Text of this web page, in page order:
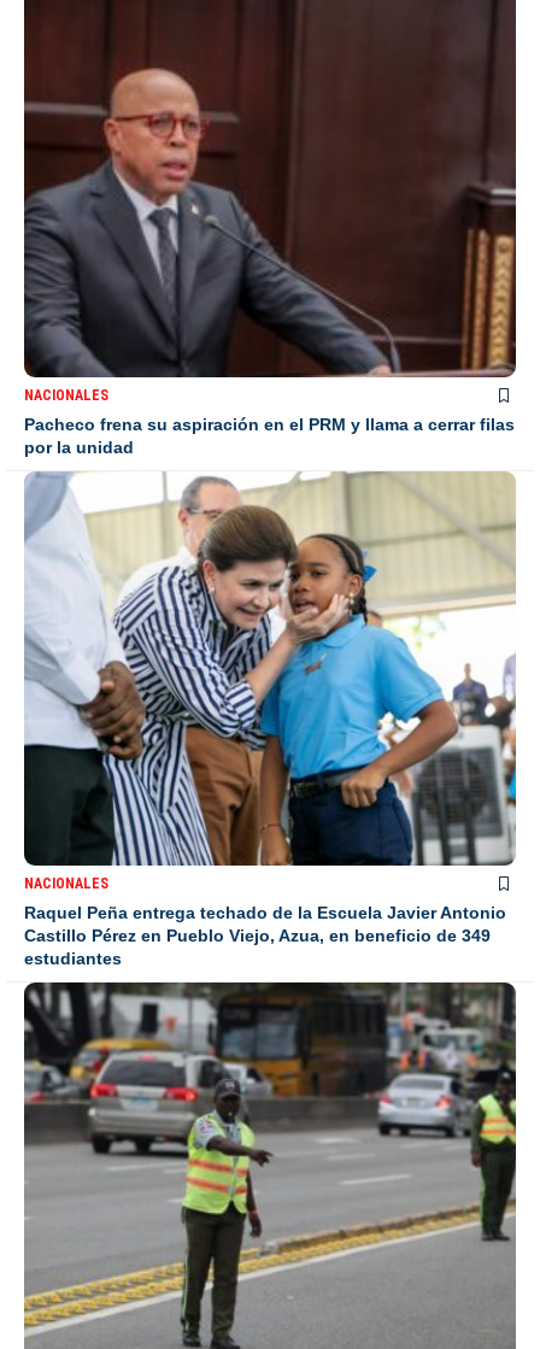
NACIONALES
Pacheco frena su aspiración en el PRM y llama a cerrar filas
por la unidad
NACIONALES
Raquel Peña entrega techado de la Escuela Javier Antonio
Castillo Pérez en Pueblo Viejo, Azua, en beneficio de 349
estudiantes